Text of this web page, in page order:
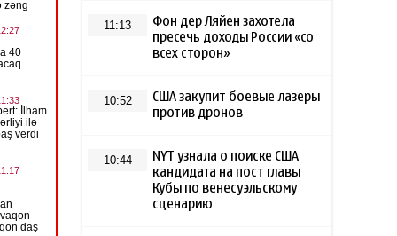
11:13
Фон дер Ляйен захотела
пресечь доходы России «со
всех сторон»
10:52
США закупит боевые лазеры
против дронов
10:44
NYT узнала о поиске США
кандидата на пост главы
Кубы по венесуэльскому
сценарию